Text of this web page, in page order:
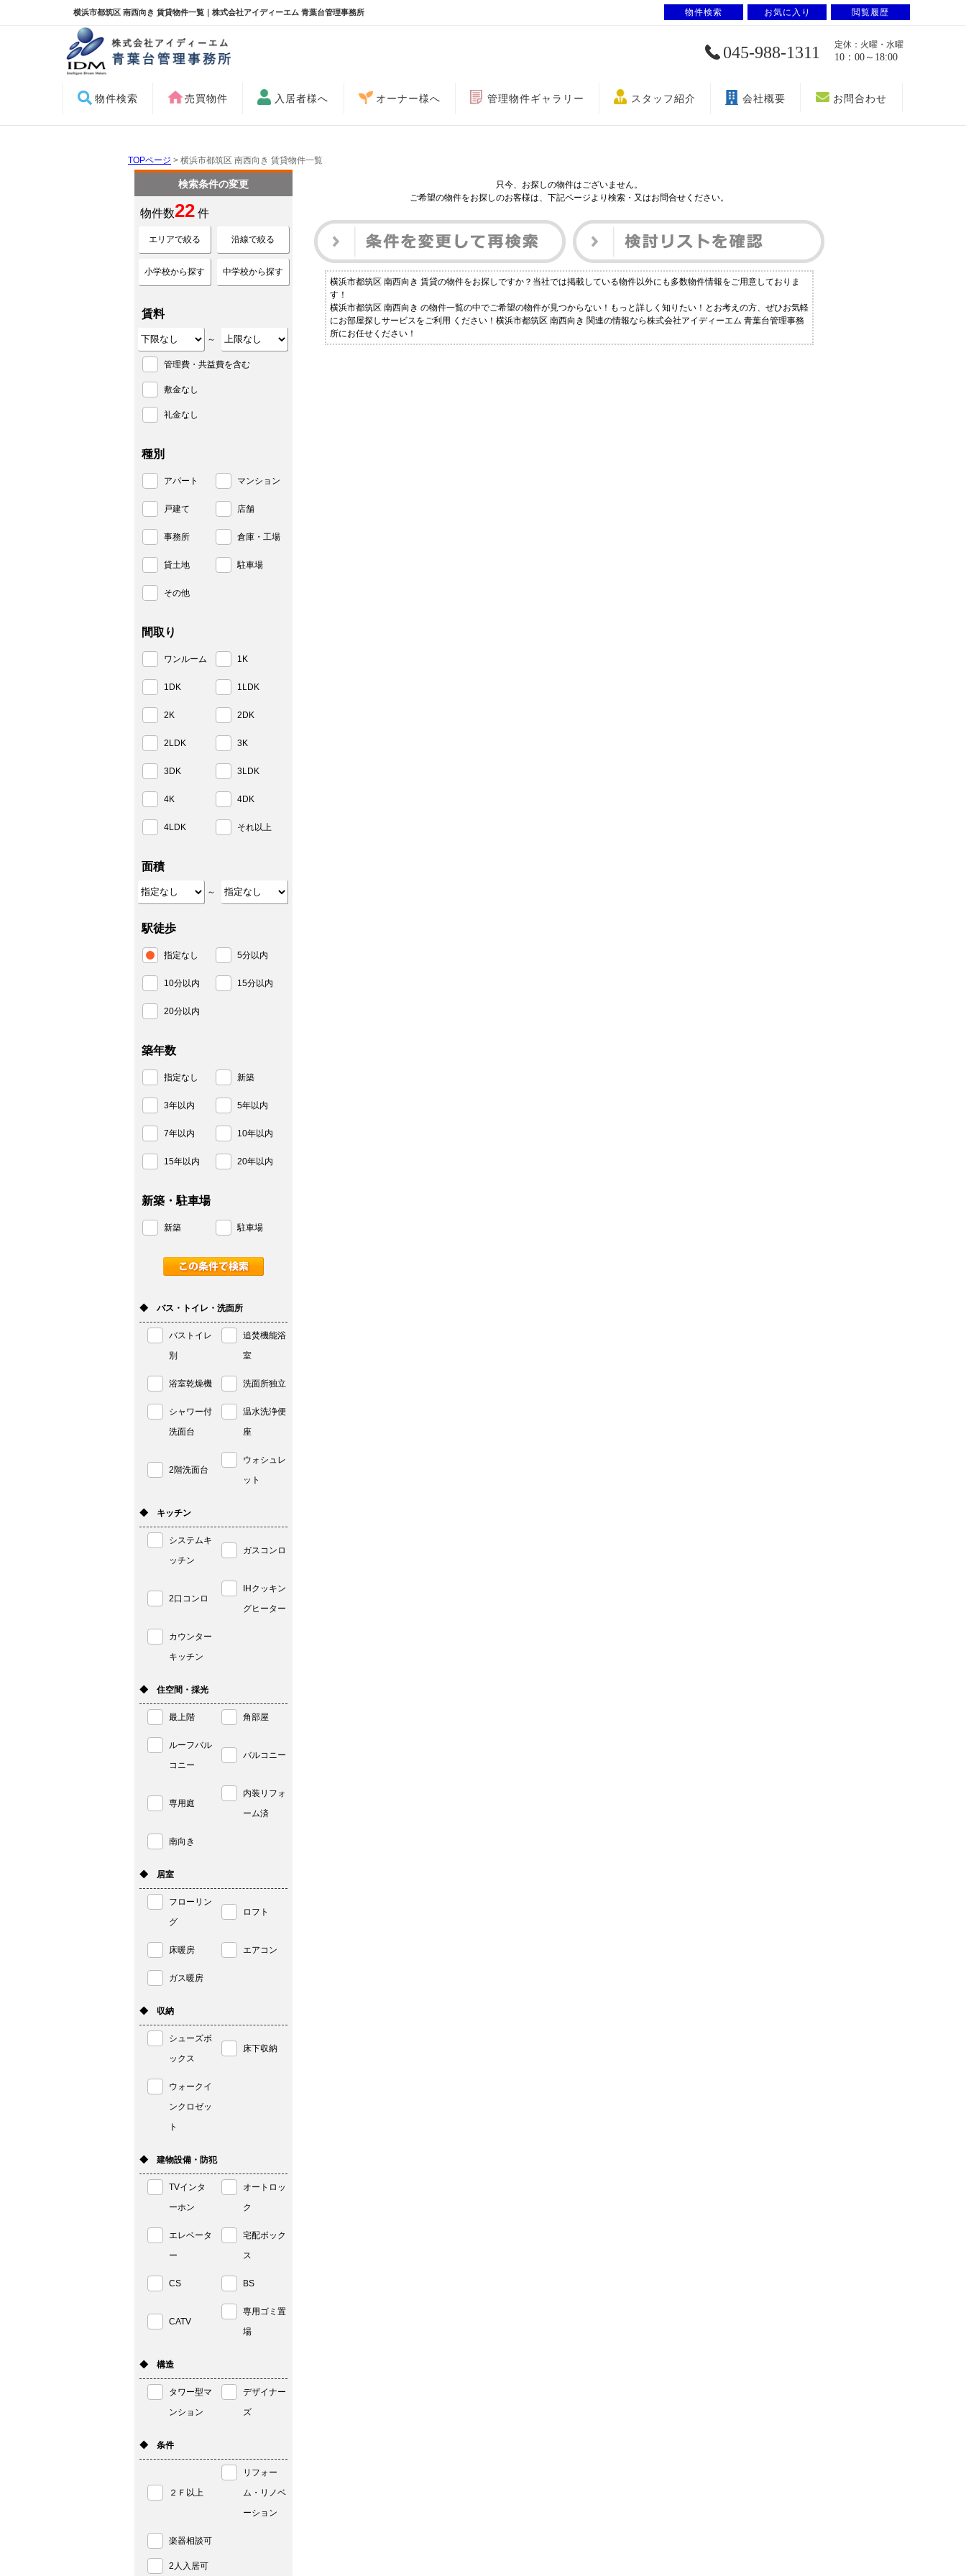
横浜市都筑区 南西向き 賃貸物件一覧｜株式会社アイディーエム 青葉台管理事務所
045-988-1311 定休：火曜・水曜
10：00～18:00
物件検索 売買物件 入居者様へ オーナー様へ 管理物件ギャラリー スタッフ紹介 会社概要 お問合わせ
TOPページ > 横浜市都筑区 南西向き 賃貸物件一覧
只今、お探しの物件はございません。
ご希望の物件をお探しのお客様は、下記ページより検索・又はお問合せください。
横浜市都筑区 南西向き 賃貸の物件をお探しですか？当社では掲載している物件以外にも多数物件情報をご用意しておりま
す！
横浜市都筑区 南西向き の物件一覧の中でご希望の物件が見つからない！もっと詳しく知りたい！とお考えの方、ぜひお気軽
にお部屋探しサービスをご利用 ください！横浜市都筑区 南西向き 関連の情報なら株式会社アイディーエム 青葉台管理事務
所にお任せください！
検索条件の変更
物件数22 件
エリアで絞る 沿線で絞る
小学校から探す 中学校から探す
賃料
～
管理費・共益費を含む
敷金なし
礼金なし
種別
アパート マンション
戸建て 店舗
事務所 倉庫・工場
貸土地 駐車場
その他
間取り
ワンルーム 1K
1DK 1LDK
2K 2DK
2LDK 3K
3DK 3LDK
4K 4DK
4LDK それ以上
面積
～
駅徒歩
指定なし 5分以内
10分以内 15分以内
20分以内
築年数
指定なし 新築
3年以内 5年以内
7年以内 10年以内
15年以内 20年以内
新築・駐車場
新築 駐車場
◆ バス・トイレ・洗面所
バストイレ
別
追焚機能浴
室
浴室乾燥機 洗面所独立
シャワー付
洗面台
温水洗浄便
座
2階洗面台
ウォシュレ
ット
◆ キッチン
システムキ
ッチン
ガスコンロ
2口コンロ
IHクッキン
グヒーター
カウンター
キッチン
◆ 住空間・採光
最上階 角部屋
ルーフバル
コニー
バルコニー
専用庭
内装リフォ
ーム済
南向き
◆ 居室
フローリン
グ
ロフト
床暖房 エアコン
ガス暖房
◆ 収納
シューズボ
ックス
床下収納
ウォークイ
ンクロゼッ
ト
◆ 建物設備・防犯
TVインタ
ーホン
オートロッ
ク
エレベータ
ー
宅配ボック
ス
CS BS
CATV
専用ゴミ置
場
◆ 構造
タワー型マ
ンション
デザイナー
ズ
◆ 条件
２Ｆ以上
リフォー
ム・リノベ
ーション
楽器相談可
2人入居可
物件検索 お気に入り 閲覧履歴